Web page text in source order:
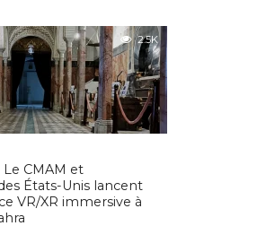
2.5K
Le CMAM et
États-Unis lancent
VR/XR immersive à